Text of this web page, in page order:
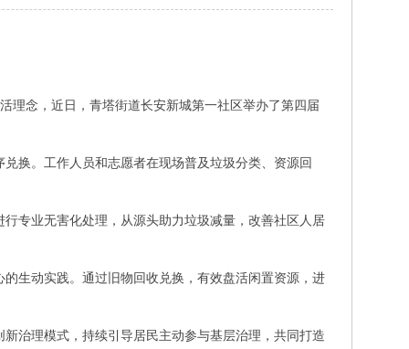
理念，近日，青塔街道长安新城第一社区举办了第四届
换。工作人员和志愿者在现场普及垃圾分类、资源回
专业无害化处理，从源头助力垃圾减量，改善社区人居
生动实践。通过旧物回收兑换，有效盘活闲置资源，进
治理模式，持续引导居民主动参与基层治理，共同打造